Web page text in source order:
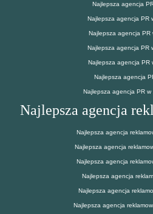
Najlepsza agencja
Najlepsza agencja PR
Najlepsza agencja PR
Najlepsza agencja PR
Najlepsza agencja PR
Najlepsza agencja
Najlepsza agencja PR w
Najlepsza agencja
Najlepsza agencja
Najlepsza agencja
Najlepsza agencja
Najlepsza agencja
Najlepsza agencja
Najlepsza agencja